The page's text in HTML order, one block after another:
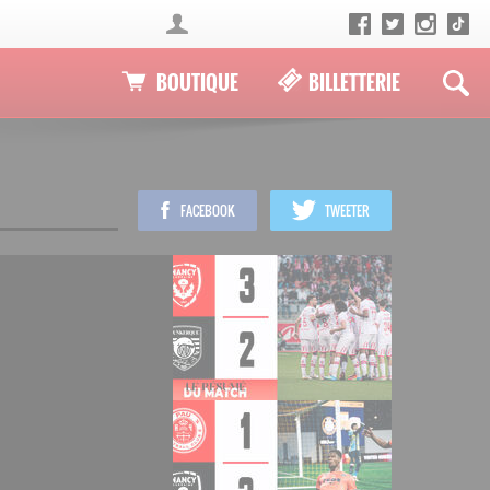
BOUTIQUE BILLETTERIE
FACEBOOK TWEETER